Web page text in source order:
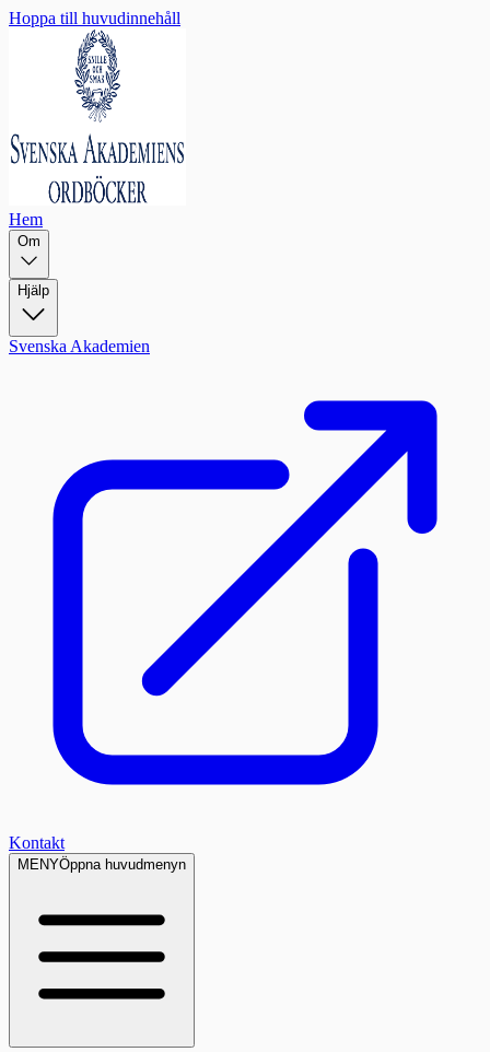
Hoppa till huvudinnehåll
Hem
Om
Hjälp
Svenska Akademien
Kontakt
MENYÖppna huvudmenyn